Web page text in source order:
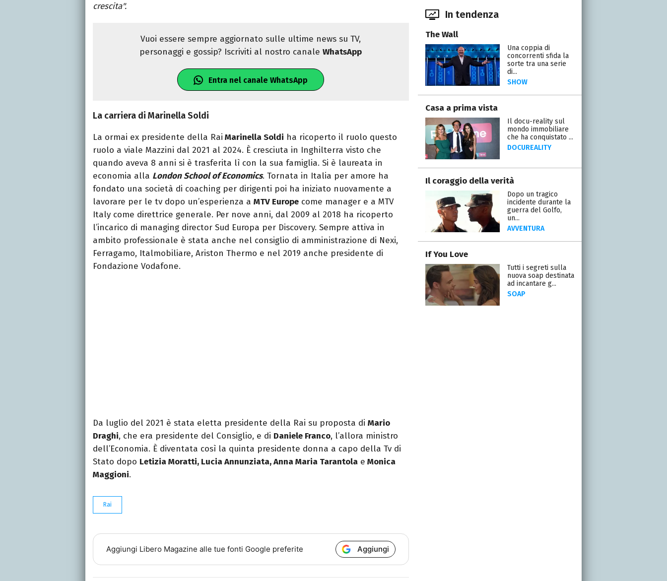
crescita".
Vuoi essere sempre aggiornato sulle ultime news su TV,
personaggi e gossip? Iscriviti al nostro canaleWhatsApp
Entra nel canale WhatsApp
La carriera di Marinella Soldi
La ormai ex presidente della Rai Marinella Soldi ha ricoperto il ruolo questo
ruolo a viale Mazzini dal 2021 al 2024. È cresciuta in Inghilterra visto che
quando aveva 8 anni si è trasferita lì con la sua famiglia. Si è laureata in
economia alla London School of Economics. Tornata in Italia per amore ha
fondato una società di coaching per dirigenti poi ha iniziato nuovamente a
lavorare per le tv dopo un’esperienza a MTV Europe come manager e a MTV
Italy come direttrice generale. Per nove anni, dal 2009 al 2018 ha ricoperto
l’incarico di managing director Sud Europa per Discovery. Sempre attiva in
ambito professionale è stata anche nel consiglio di amministrazione di Nexi,
Ferragamo, Italmobiliare, Ariston Thermo e nel 2019 anche presidente di
Fondazione Vodafone.
Da luglio del 2021 è stata eletta presidente della Rai su proposta di Mario
Draghi, che era presidente del Consiglio, e di Daniele Franco, l’allora ministro
dell’Economia. È diventata così la quinta presidente donna a capo della Tv di
Stato dopo Letizia Moratti, Lucia Annunziata, Anna Maria Tarantola e Monica
Maggioni.
Rai
Aggiungi Libero Magazine alle tue fonti Google preferite Aggiungi
In tendenza
The Wall
Una coppia di
concorrenti sfida la
sorte tra una serie
di...
SHOW
Casa a prima vista
Il docu-reality sul
mondo immobiliare
che ha conquistato ...
DOCUREALITY
Il coraggio della verità
Dopo un tragico
incidente durante la
guerra del Golfo,
un...
AVVENTURA
If You Love
Tutti i segreti sulla
nuova soap destinata
ad incantare g...
SOAP